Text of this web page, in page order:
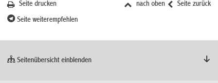
Seite zurück
nach oben
Seite drucken
Seite weiterempfehlen
Seitenübersicht einblenden